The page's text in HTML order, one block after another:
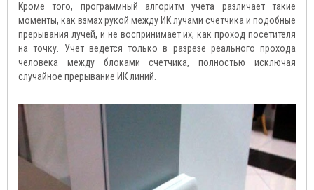
Кроме того, программный алгоритм учета различает такие
моменты, как взмах рукой между ИК лучами счетчика и подобные
прерывания лучей, и не воспринимает их, как проход посетителя
на точку. Учет ведется только в разрезе реального прохода
человека между блоками счетчика, полностью исключая
случайное прерывание ИК линий.